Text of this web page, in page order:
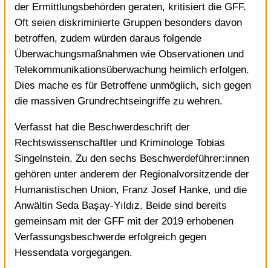
der Ermittlungsbehörden geraten, kritisiert die GFF.
Oft seien diskriminierte Gruppen besonders davon
betroffen, zudem würden daraus folgende
Überwachungsmaßnahmen wie Observationen und
Telekommunikationsüberwachung heimlich erfolgen.
Dies mache es für Betroffene unmöglich, sich gegen
die massiven Grundrechtseingriffe zu wehren.
Verfasst hat die Beschwerdeschrift der
Rechtswissenschaftler und Kriminologe Tobias
Singelnstein. Zu den sechs Beschwerdeführer:innen
gehören unter anderem der Regionalvorsitzende der
Humanistischen Union, Franz Josef Hanke, und die
Anwältin Seda Başay-Yıldız. Beide sind bereits
gemeinsam mit der GFF mit der 2019 erhobenen
Verfassungsbeschwerde erfolgreich gegen
Hessendata vorgegangen.